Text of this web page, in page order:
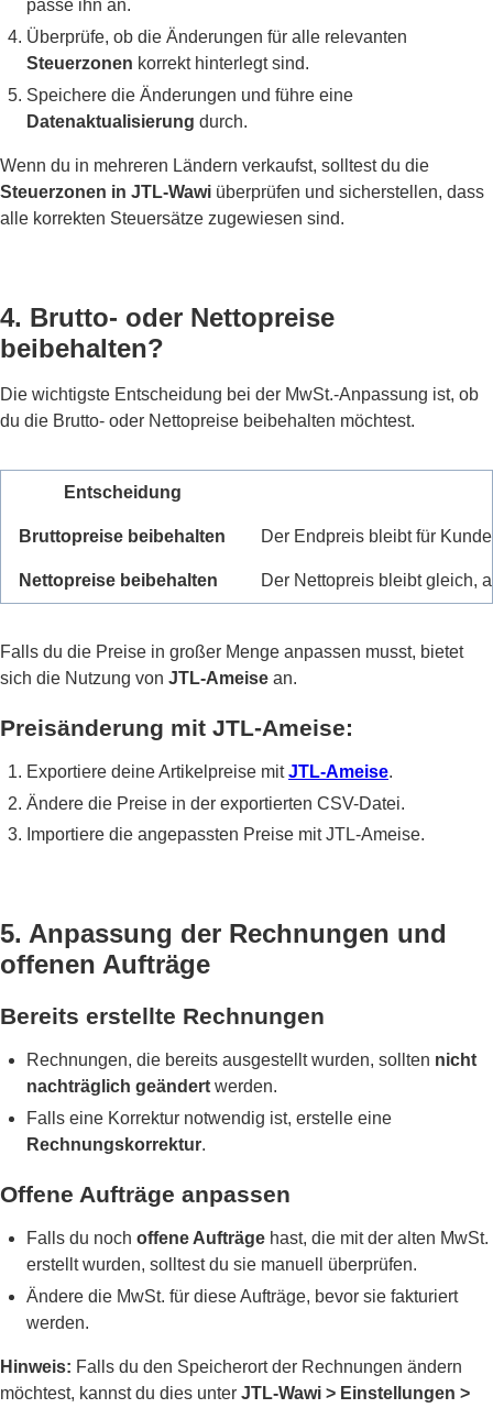
passe ihn an.
Überprüfe, ob die Änderungen für alle relevanten
Steuerzonen korrekt hinterlegt sind.
Speichere die Änderungen und führe eine
Datenaktualisierung durch.
Wenn du in mehreren Ländern verkaufst, solltest du die
Steuerzonen in JTL-Wawi überprüfen und sicherstellen, dass
alle korrekten Steuersätze zugewiesen sind.
4. Brutto- oder Nettopreise
beibehalten?
Die wichtigste Entscheidung bei der MwSt.-Anpassung ist, ob
du die Brutto- oder Nettopreise beibehalten möchtest.
Entscheidung
Bruttopreise beibehalten Der Endpreis bleibt für
Nettopreise beibehalten Der Nettopreis bleibt gleich,
Falls du die Preise in großer Menge anpassen musst, bietet
sich die Nutzung von JTL-Ameise an.
Preisänderung mit JTL-Ameise:
Exportiere deine Artikelpreise mitJTL-Ameise.
Ändere die Preise in der exportierten CSV-Datei.
Importiere die angepassten Preise mit JTL-Ameise.
5. Anpassung der Rechnungen und
offenen Aufträge
Bereits erstellte Rechnungen
Rechnungen, die bereits ausgestellt wurden, sollten nicht
nachträglich geändert werden.
Falls eine Korrektur notwendig ist, erstelle eine
Rechnungskorrektur.
Offene Aufträge anpassen
Falls du noch offene Aufträge hast, die mit der alten MwSt.
erstellt wurden, solltest du sie manuell überprüfen.
Ändere die MwSt. für diese Aufträge, bevor sie fakturiert
werden.
Hinweis: Falls du den Speicherort der Rechnungen ändern
möchtest, kannst du dies unter JTL-Wawi > Einstellungen >